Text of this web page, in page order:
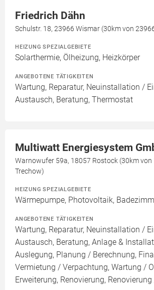
Friedrich Dähn
Schulstr. 18, 23966 Wismar (30km von
HEIZUNG SPEZIALGEBIETE
Solarthermie, Ölheizung, Heizkörper
ANGEBOTENE TÄTIGKEITEN
Wartung, Reparatur, Neuinstallation /
Austausch, Beratung, Thermostat
Multiwatt Energiesystem
Warnowufer 59a, 18057 Rostock (30km von
Trechow)
HEIZUNG SPEZIALGEBIETE
Wärmepumpe, Photovoltaik,
ANGEBOTENE TÄTIGKEITEN
Wartung, Reparatur, Neuinstallation /
Austausch, Beratung, Anlage &
Auslegung, Planung / Berechnung,
Vermietung / Verpachtung, Wartung /
Erweiterung, Renovierung,